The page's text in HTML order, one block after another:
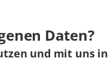
Daten?
und mit uns in